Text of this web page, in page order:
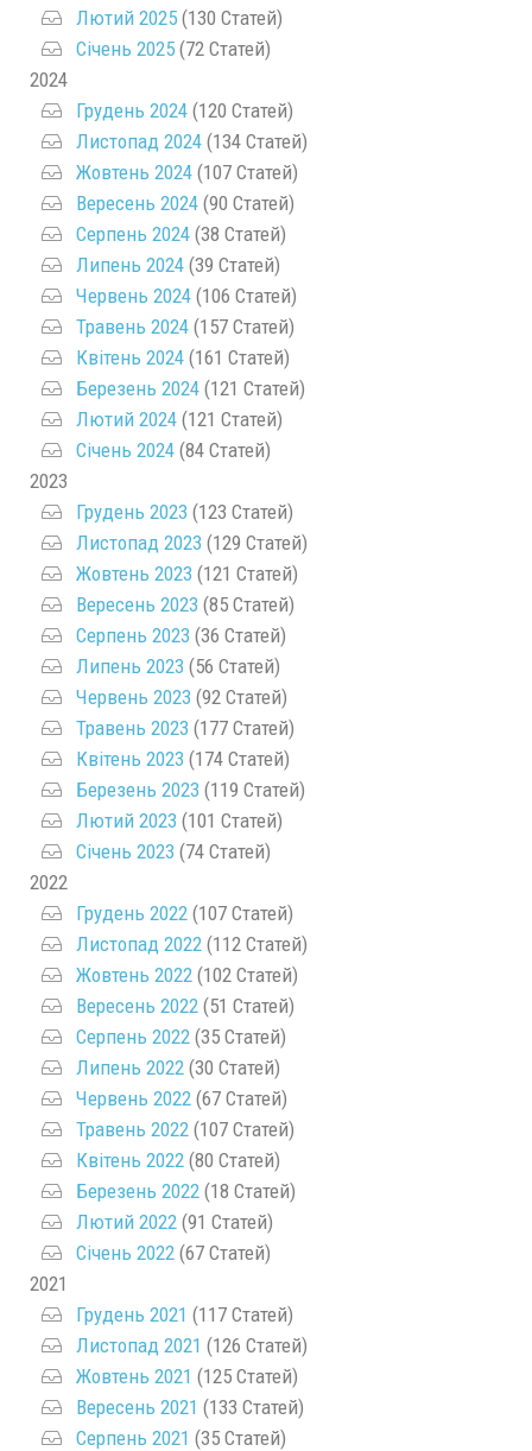
Лютий 2025 (130 Статей)
Січень 2025 (72 Статей)
2024
Грудень 2024 (120 Статей)
Листопад 2024 (134 Статей)
Жовтень 2024 (107 Статей)
Вересень 2024 (90 Статей)
Серпень 2024 (38 Статей)
Липень 2024 (39 Статей)
Червень 2024 (106 Статей)
Травень 2024 (157 Статей)
Квітень 2024 (161 Статей)
Березень 2024 (121 Статей)
Лютий 2024 (121 Статей)
Січень 2024 (84 Статей)
2023
Грудень 2023 (123 Статей)
Листопад 2023 (129 Статей)
Жовтень 2023 (121 Статей)
Вересень 2023 (85 Статей)
Серпень 2023 (36 Статей)
Липень 2023 (56 Статей)
Червень 2023 (92 Статей)
Травень 2023 (177 Статей)
Квітень 2023 (174 Статей)
Березень 2023 (119 Статей)
Лютий 2023 (101 Статей)
Січень 2023 (74 Статей)
2022
Грудень 2022 (107 Статей)
Листопад 2022 (112 Статей)
Жовтень 2022 (102 Статей)
Вересень 2022 (51 Статей)
Серпень 2022 (35 Статей)
Липень 2022 (30 Статей)
Червень 2022 (67 Статей)
Травень 2022 (107 Статей)
Квітень 2022 (80 Статей)
Березень 2022 (18 Статей)
Лютий 2022 (91 Статей)
Січень 2022 (67 Статей)
2021
Грудень 2021 (117 Статей)
Листопад 2021 (126 Статей)
Жовтень 2021 (125 Статей)
Вересень 2021 (133 Статей)
Серпень 2021 (35 Статей)